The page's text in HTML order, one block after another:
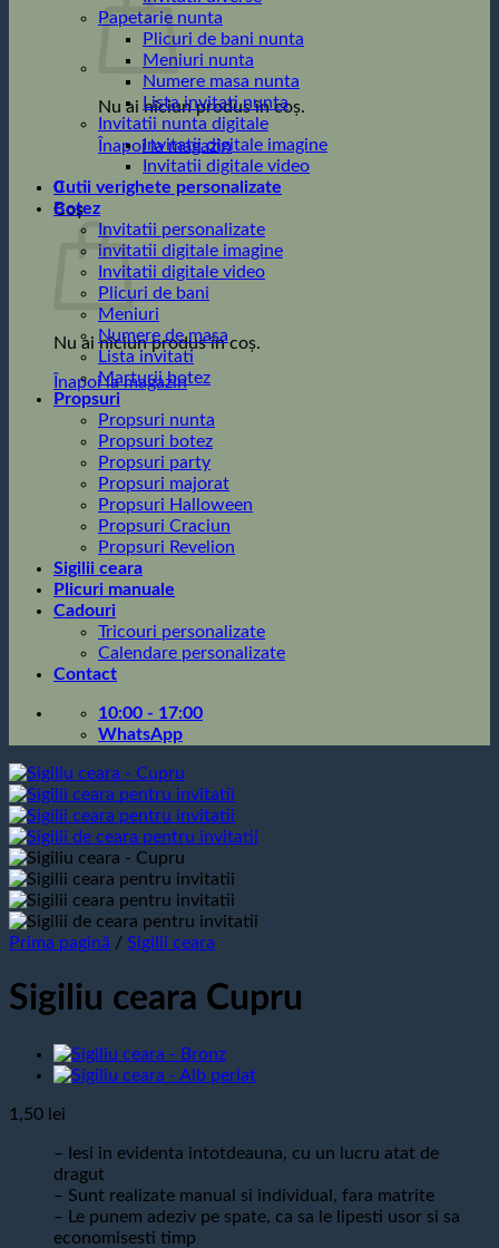
Nu ai niciun produs în coș.
Înapoi la magazin
0
Coș
Nu ai niciun produs în coș.
Înapoi la magazin
Papetarie nunta
Plicuri de bani nunta
Meniuri nunta
Numere masa nunta
Lista invitati nunta
Invitatii nunta digitale
Invitatii digitale imagine
Invitatii digitale video
Cutii verighete personalizate
Botez
Invitatii personalizate
invitatii digitale imagine
Invitatii digitale video
Plicuri de bani
Meniuri
Numere de masa
Lista invitati
Marturii botez
Propsuri
Propsuri nunta
Propsuri botez
Propsuri party
Propsuri majorat
Propsuri Halloween
Propsuri Craciun
Propsuri Revelion
Sigilii ceara
Plicuri manuale
Cadouri
Tricouri personalizate
Calendare personalizate
Contact
10:00 - 17:00
WhatsApp
Prima pagină / Sigilii ceara
Sigiliu ceara Cupru
1,50 lei
– Iesi in evidenta intotdeauna, cu un lucru atat de
dragut
– Sunt realizate manual si individual, fara matrite
– Le punem adeziv pe spate, ca sa le lipesti usor si sa
economisesti timp